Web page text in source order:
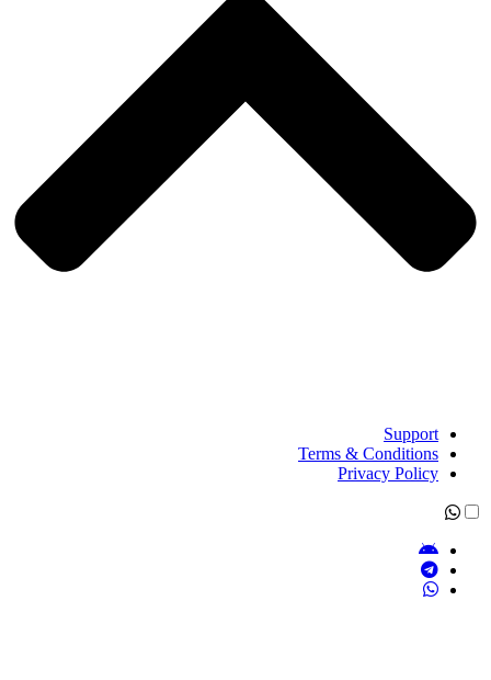
Support
Terms & Conditions
Privacy Policy